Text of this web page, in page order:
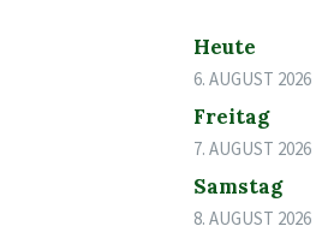
Heute
6. AUGUST 2026
Freitag
7. AUGUST 2026
Samstag
8. AUGUST 2026